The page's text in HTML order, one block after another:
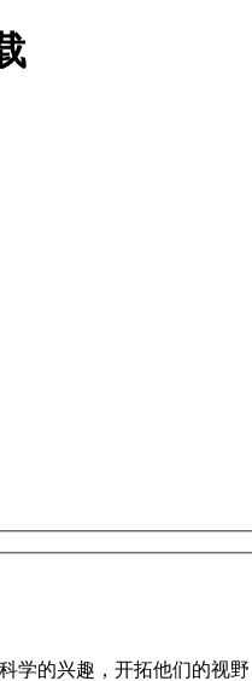
兴趣，开拓他们的视野